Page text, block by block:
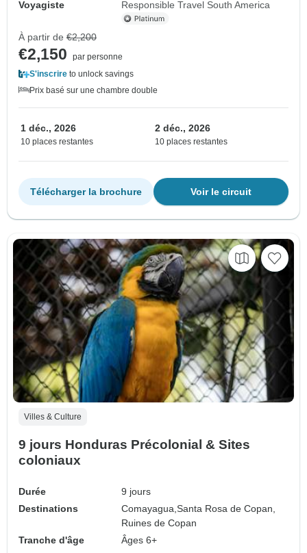
Voyagiste Responsible Travel South America
À partir de €2,200
€2,150
par personne
S'inscrire to unlock savings
Prix basé sur une chambre double
1 déc., 2026
10 places restantes
2 déc., 2026
10 places restantes
Voir le circuit
Télécharger la brochure
Villes & Culture
9 jours Honduras Précolonial & Sites
coloniaux
Durée
9 jours
Destinations
Comayagua,Santa Rosa de Copan,
Ruines de Copan
Tranche d'âge
Âges 6+